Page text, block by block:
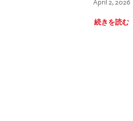
続きを読む